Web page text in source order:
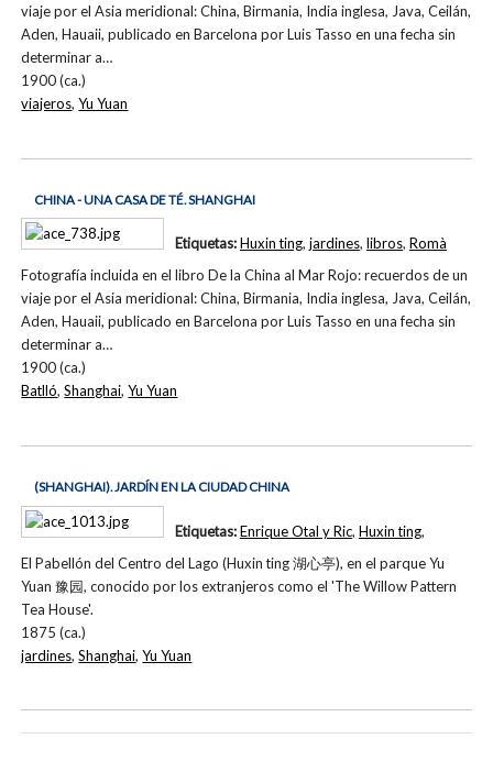
viaje por el Asia meridional: China, Birmania, India inglesa, Java, Ceilán,
Aden, Hauaii, publicado en Barcelona por Luis Tasso en una fecha sin
determinar a…
1900 (ca.)
viajeros,Yu Yuan
CHINA - UNA CASA DE TÉ. SHANGHAI
Fotografía incluida en el libro De la China al Mar Rojo: recuerdos de un
viaje por el Asia meridional: China, Birmania, India inglesa, Java, Ceilán,
Aden, Hauaii, publicado en Barcelona por Luis Tasso en una fecha sin
determinar a…
1900 (ca.)
Etiquetas:Huxin ting, jardines, libros, Romà
Batlló,Shanghai,Yu Yuan
(SHANGHAI). JARDÍN EN LA CIUDAD CHINA
El Pabellón del Centro del Lago (Huxin ting 湖心亭), en el parque Yu
Yuan 豫园, conocido por los extranjeros como el 'The Willow Pattern
Tea House'.
1875 (ca.)
Etiquetas:Enrique Otal y Ric, Huxin ting,
jardines,Shanghai,Yu Yuan